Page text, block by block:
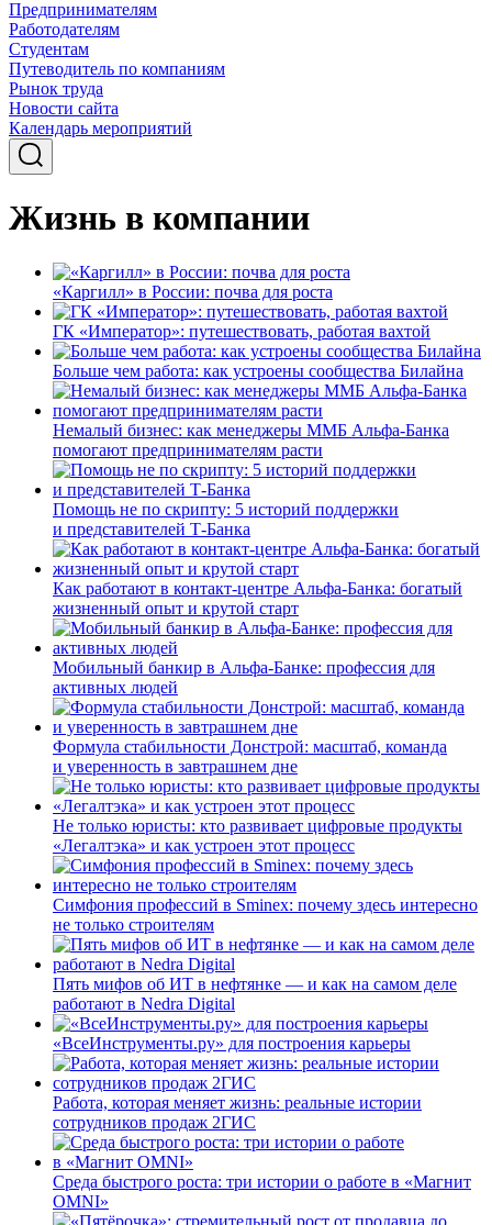
Предпринимателям
Работодателям
Студентам
Путеводитель по компаниям
Рынок труда
Новости сайта
Календарь мероприятий
Жизнь в компании
«Каргилл» в России: почва для роста
ГК «Император»: путешествовать, работая вахтой
Больше чем работа: как устроены сообщества Билайна
Немалый бизнес: как менеджеры ММБ Альфа-Банка
помогают предпринимателям расти
Помощь не по скрипту: 5 историй поддержки
и представителей Т-Банка
Как работают в контакт-центре Альфа-Банка: богатый
жизненный опыт и крутой старт
Мобильный банкир в Альфа-Банке: профессия для
активных людей
Формула стабильности Донстрой: масштаб, команда
и уверенность в завтрашнем дне
Не только юристы: кто развивает цифровые продукты
«Легалтэка» и как устроен этот процесс
Симфония профессий в Sminex: почему здесь интересно
не только строителям
Пять мифов об ИТ в нефтянке — и как на самом деле
работают в Nedra Digital
«ВсеИнструменты.ру» для построения карьеры
Работа, которая меняет жизнь: реальные истории
сотрудников продаж 2ГИС
Среда быстрого роста: три истории о работе в «Магнит
OMNI»